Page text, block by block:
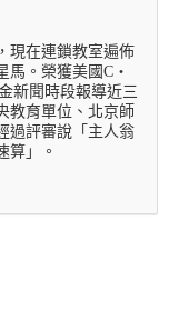
現在連鎖教室遍佈
馬。榮獲美國C‧
新聞時段報導近三
教育單位、北京師
過評審說「主人翁
算」。